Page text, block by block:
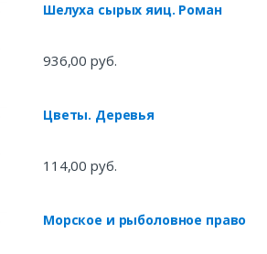
Шелуха сырых яиц. Роман
936,00 руб.
Цветы. Деревья
114,00 руб.
Морское и рыболовное право